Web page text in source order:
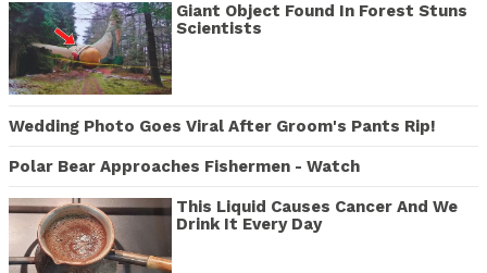
Giant Object Found In Forest Stuns
Scientists
Wedding Photo Goes Viral After Groom's Pants Rip!
Polar Bear Approaches Fishermen - Watch
This Liquid Causes Cancer And We
Drink It Every Day